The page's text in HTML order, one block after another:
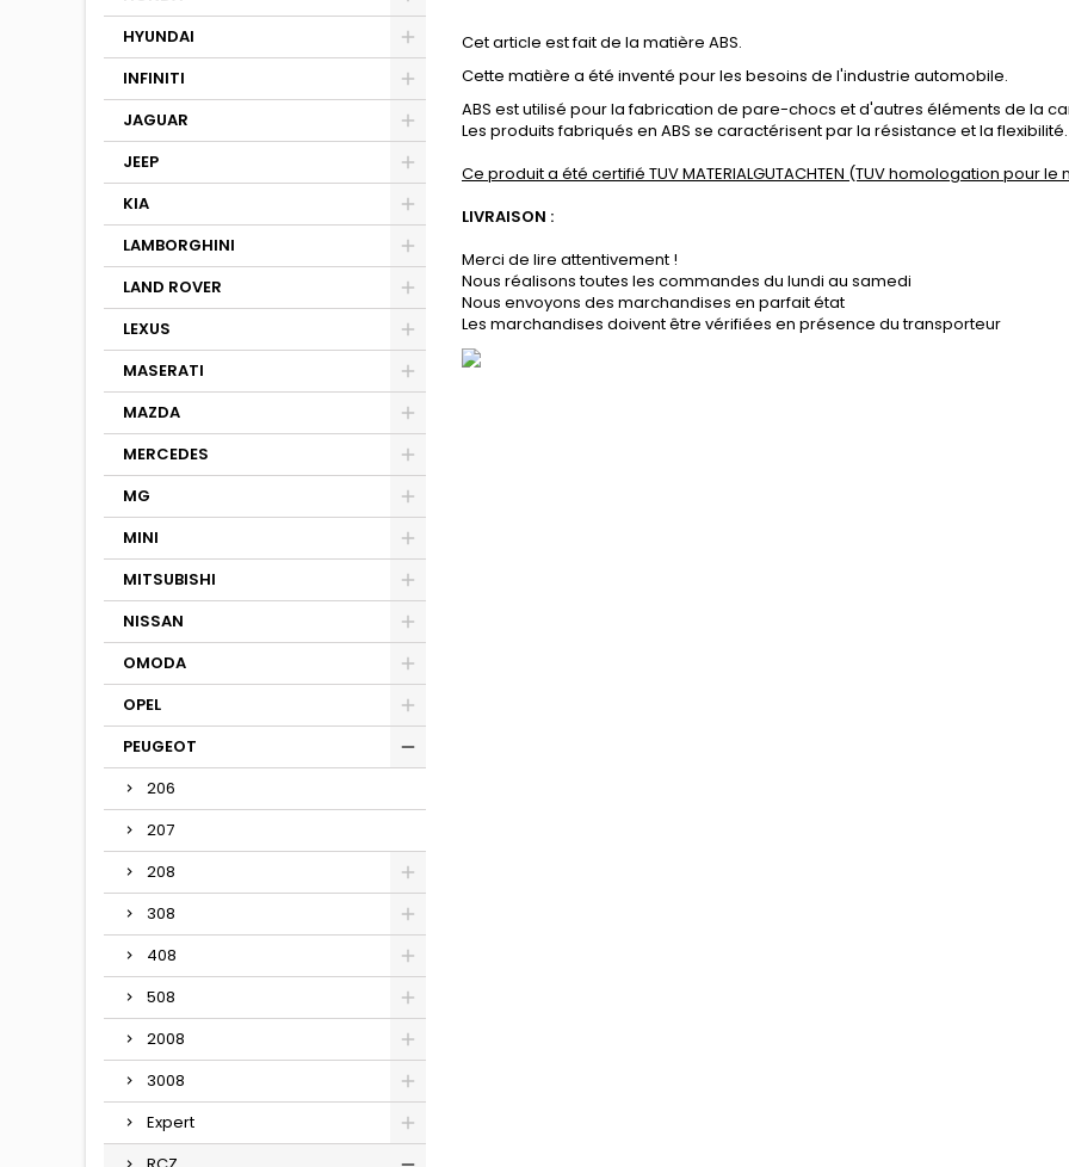
HYUNDAI
INFINITI
JAGUAR
JEEP
KIA
LAMBORGHINI
LAND ROVER
LEXUS
MASERATI
MAZDA
MERCEDES
MG
MINI
MITSUBISHI
NISSAN
OMODA
OPEL
PEUGEOT
206
207
208
308
408
508
2008
3008
Expert
Cet article est fait de la matière ABS.
Cette matière a été inventé pour les besoins de l'industrie automobile.
ABS est utilisé pour la fabrication de pare-chocs et d'autres éléments de la
Les produits fabriqués en ABS se caractérisent par la résistance et la flexibilité.
Ce produit a été certifié TUV MATERIALGUTACHTEN (TUV homologation pour
LIVRAISON :
Merci de lire attentivement !
Nous réalisons toutes les commandes du lundi au samedi
Nous envoyons des marchandises en parfait état
Les marchandises doivent être vérifiées en présence du transporteur